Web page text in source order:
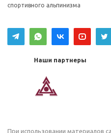
спортивного альпинизма
Наши партнеры
При использовании материалов